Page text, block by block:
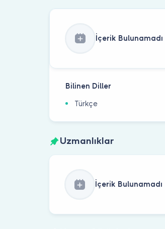
İçerik Bulunamadı
Bilinen Diller
Türkçe
Uzmanlıklar
İçerik Bulunamadı